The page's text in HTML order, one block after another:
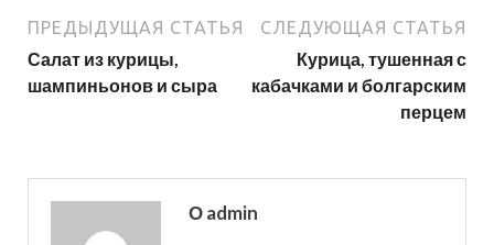
ПРЕДЫДУЩАЯ СТАТЬЯ
Салат из курицы,
шампиньонов и сыра
СЛЕДУЮЩАЯ СТАТЬЯ
Курица, тушенная с
кабачками и болгарским
перцем
О admin